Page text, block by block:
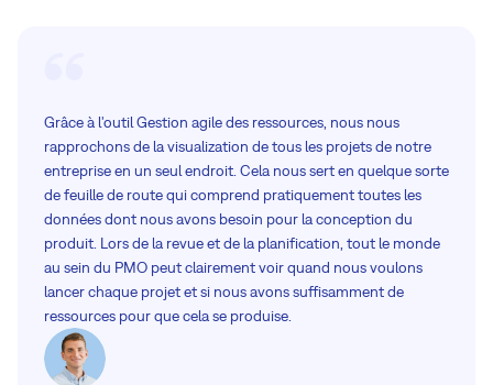
Grâce à l'outil Gestion agile des ressources, nous nous
rapprochons de la visualization de tous les projets de notre
entreprise en un seul endroit. Cela nous sert en quelque sorte
de feuille de route qui comprend pratiquement toutes les
données dont nous avons besoin pour la conception du
produit. Lors de la revue et de la planification, tout le monde
au sein du PMO peut clairement voir quand nous voulons
lancer chaque projet et si nous avons suffisamment de
ressources pour que cela se produise.